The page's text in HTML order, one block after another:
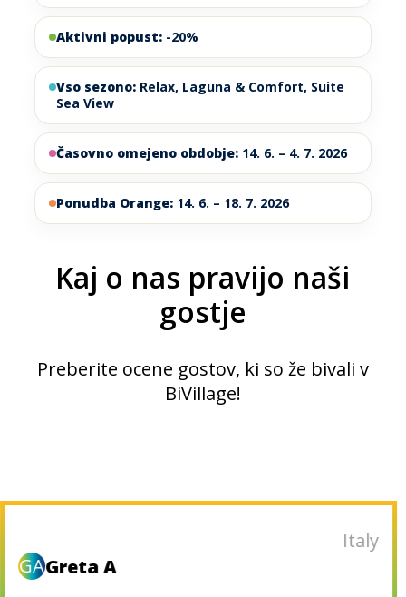
Aktivni popust: -20%
Vso sezono: Relax, Laguna & Comfort, Suite
Sea View
Časovno omejeno obdobje: 14. 6. – 4. 7. 2026
Ponudba Orange: 14. 6. – 18. 7. 2026
Kaj o nas pravijo naši
gostje
Preberite ocene gostov, ki so že bivali v
BiVillage!
Slovenia
M Matjaz_71